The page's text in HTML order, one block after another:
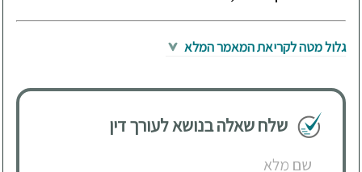
גלול מטה לקריאת המאמר המלא
שלח שאלה בנושא לעורך דין